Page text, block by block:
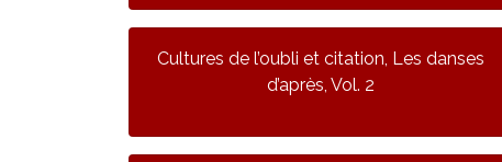
Cultures de l’oubli et citation, Les danses
d’après, Vol. 2